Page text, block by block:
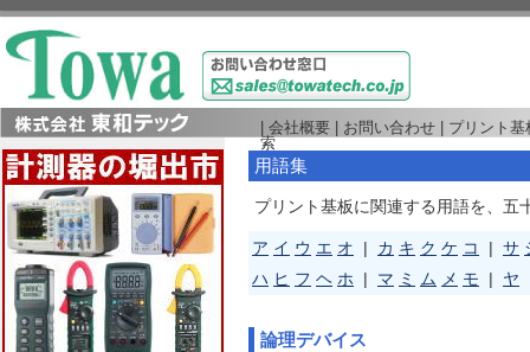
用語集
プリント基板に関連する用語を、五
ア イ ウ エ オ | カ キ ク ケ コ | サ
ハ ヒ フ ヘ ホ | マ ミ ム メ モ | ヤ
論理デバイス
会社概要 お問い合わせ
プリント
索